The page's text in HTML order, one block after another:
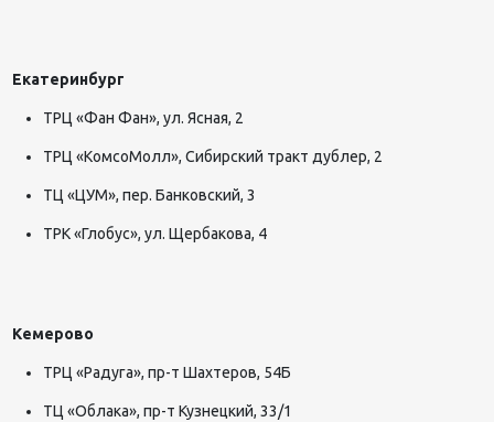
Екатеринбург
ТРЦ «Фан Фан», ул. Ясная, 2
ТРЦ «КомсоМолл», Сибирский тракт дублер, 2
ТЦ «ЦУМ», пер. Банковский, 3
ТРК «Глобус», ул. Щербакова, 4
Кемерово
ТРЦ «Радуга», пр-т Шахтеров, 54Б
ТЦ «Облака», пр-т Кузнецкий, 33/1